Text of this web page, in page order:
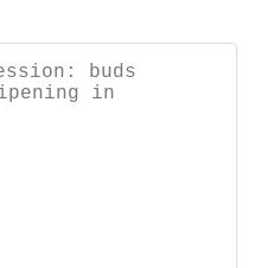
buds
in